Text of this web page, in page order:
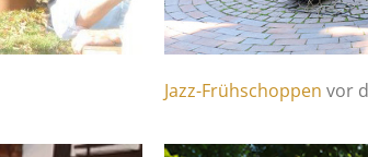
Jazz-Frühschoppen vor